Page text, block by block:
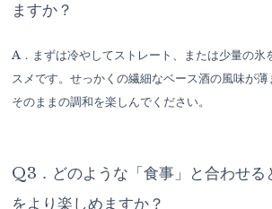
ますか？
A．まずは冷やしてストレート、または少量の氷
スメです。せっかくの繊細なベース酒の風味が
そのままの調和を楽しんでください。
Q3．どのような「食事」と合わせる
をより楽しめますか？